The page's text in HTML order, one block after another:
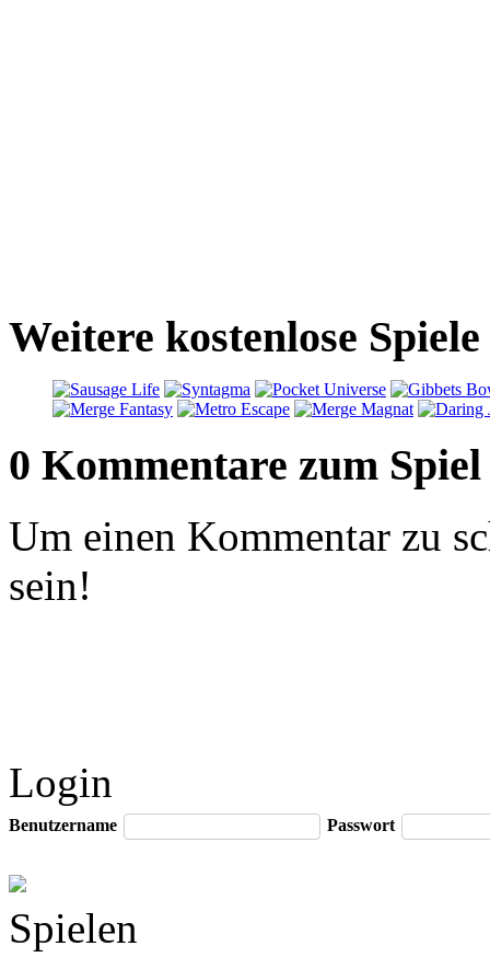
Weitere kostenlose
0 Kommentare zum Spiel
Um einen Kommentar zu
sein!
Login
Benutzername Passwort
Spielen